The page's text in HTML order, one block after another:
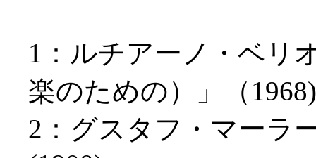
1：ルチアーノ・ベリ
楽のための）」（1968)
2：グスタフ・マーラ